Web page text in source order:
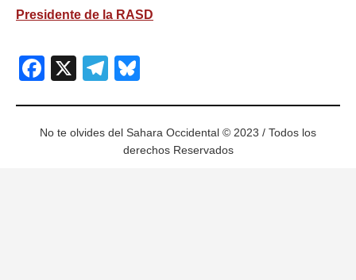
Presidente de la RASD
Facebook
X Telegram
No te olvides del Sahara Occidental © 2023 / Todos los
derechos Reservados